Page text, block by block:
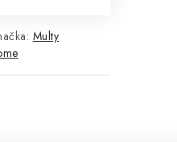
Multy